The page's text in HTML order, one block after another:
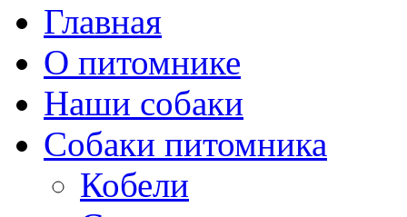
Главная
О питомнике
Наши собаки
Собаки питомника
Кобели